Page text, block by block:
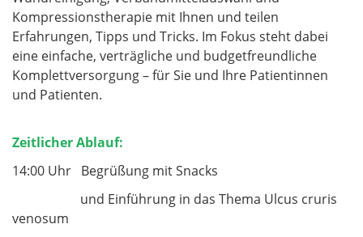
Kompressionstherapie mit Ihnen und teilen
Erfahrungen, Tipps und Tricks. Im Fokus steht dabei
eine einfache, verträgliche und budgetfreundliche
Komplettversorgung – für Sie und Ihre Patientinnen
und Patienten.
Zeitlicher Ablauf:
14:00 Uhr Begrüßung mit Snacks
und Einführung in das Thema Ulcus cruris
venosum